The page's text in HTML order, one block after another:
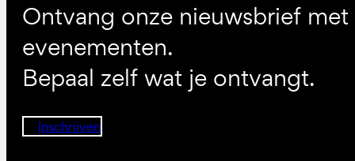
Ontvang onze nieuwsbrief
evenementen.
Bepaal zelf wat je ontvangt.
Inschrijven